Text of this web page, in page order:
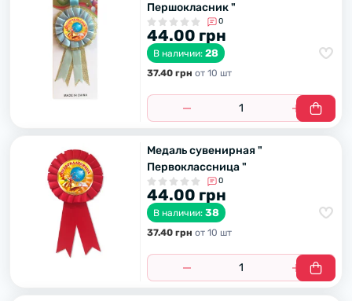
Першокласник "
0
44.00 грн
В наличии: 28
37.40 грн от 10 шт
Медаль сувенирная "
Первоклассница "
0
44.00 грн
В наличии: 38
37.40 грн от 10 шт